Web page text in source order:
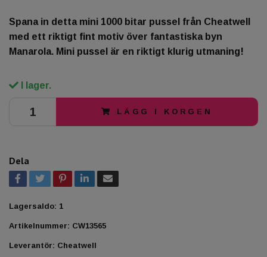
Spana in detta mini 1000 bitar pussel från Cheatwell
med ett riktigt fint motiv över fantastiska byn
Manarola. Mini pussel är en riktigt klurig utmaning!
I lager.
LÄGG I KORGEN
Dela
Lagersaldo: 1
Artikelnummer: CW13565
Leverantör: Cheatwell